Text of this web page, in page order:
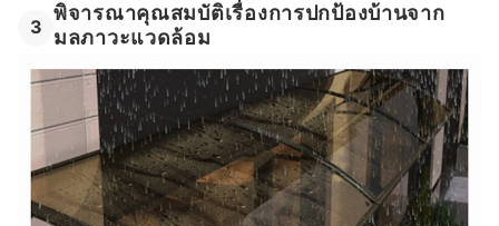
3
พิจารณาคุณสมบัติเรื่องการปกป้องบ้านจาก
มลภาวะแวดล้อม